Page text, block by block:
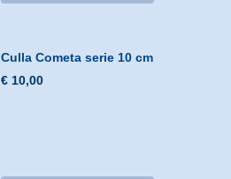
Culla Cometa serie 10 cm
€ 10,00